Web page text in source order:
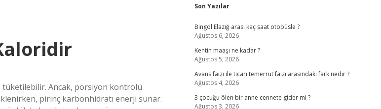
tüketilebilir. Ancak, porsiyon kontrolü
pirinç karbonhidratı enerji sunar.
Sidebar
Son Yazılar
Bingöl Elazığ arası kaç saat otobüsle ?
Ağustos 6, 2026
Kentin maaşı ne kadar ?
Ağustos 5, 2026
Avans faizi ile ticari temerrüt faizi arasındaki fark nedir ?
Ağustos 4, 2026
3 çocuğu ölen bir anne cennete gider mi ?
Ağustos 3, 2026